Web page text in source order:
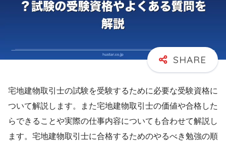
宅地建物取引士の試験を受験するために必要な受験資格に
ついて解説します。また宅地建物取引士の価値や合格した
らできることや実際の仕事内容についても合わせて解説し
ます。宅地建物取引士に合格するためのやるべき勉強の順